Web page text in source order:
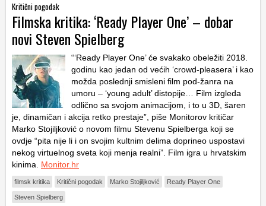
Kritični pogodak
Filmska kritika: ‘Ready Player One’ – dobar
novi Steven Spielberg
“‘Ready Player One’ će svakako obeležiti 2018.
godinu kao jedan od većih ‘crowd-pleasera’ i kao
možda poslednji smisleni film pod-žanra na
umoru – ‘young adult’ distopije… Film izgleda
odlično sa svojom animacijom, i to u 3D, šaren
je, dinamičan i akcija retko prestaje”, piše Monitorov kritičar
Marko Stojiljković o novom filmu Stevenu Spielberga koji se
ovdje “pita nije li i on svojim kultnim delima doprineo uspostavi
nekog virtuelnog sveta koji menja realni”. Film igra u hrvatskim
kinima. Monitor.hr
filmsk kritika Kritični pogodak Marko Stojiljković Ready Player One
Steven Spielberg